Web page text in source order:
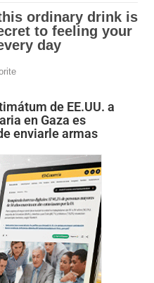
de EE.UU. a
en Gaza es
enviarle armas